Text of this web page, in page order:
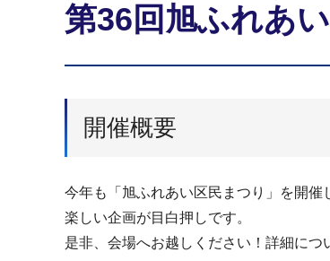
第36回旭ふれあ
開催概要
今年も「旭ふれあい区民まつり」を開催
楽しい企画が目白押しです。
是非、会場へお越しください！詳細につ